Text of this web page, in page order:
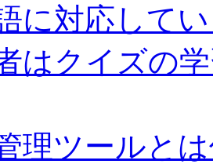
に対応して
はクイズの
理ツールと